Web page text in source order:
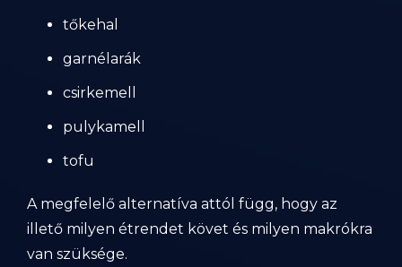
tőkehal
garnélarák
csirkemell
pulykamell
tofu
A megfelelő alternatíva attól függ, hogy az
illető milyen étrendet követ és milyen makrókra
van szüksége.